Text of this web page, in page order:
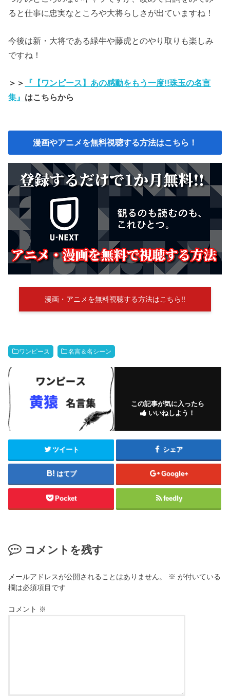
ると仕事に忠実なところや大将らしさが出ていますね！
今後は新・大将である緑牛や藤虎とのやり取りも楽しみ
ですね！
＞＞
『【ワンピース】あの感動をもう一度!!珠玉の名言
集』 はこちらから
漫画やアニメを無料視聴する方法はこちら！
漫画・アニメを無料視聴する方法はこちら!!
ワンピース 名言＆名シーン
この記事が気に入ったら
いいねしよう！
ツイート シェア
はてブ Google+
Pocket feedly
コメントを残す
メールアドレスが公開されることはありません。 ※ が付いている
欄は必須項目です
コメント ※